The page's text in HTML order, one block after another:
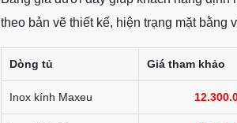
theo bản vẽ thiết kế, hiện trạng mặt bằng
Dòng tủ Giá tham khảo
Inox kính Maxeu